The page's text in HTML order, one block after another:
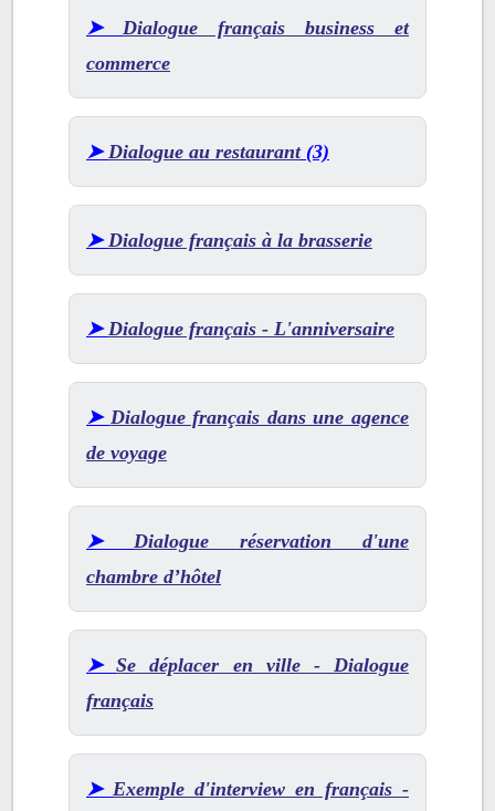
➤ Dialogue français business et
commerce
➤ Dialogue au restaurant(3)
➤ Dialogue français à la brasserie
➤ Dialogue français - L'anniversaire
➤ Dialogue français dans une agence
de voyage
➤ Dialogue réservation d'une
chambre d’hôtel
➤Se déplacer en ville - Dialogue
français
➤ Exemple d'interview en français -